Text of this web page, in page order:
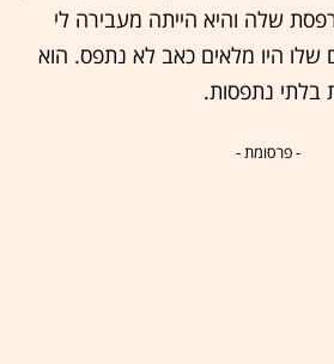
שלה והיא הייתה מעבירה לי
היו מלאים כאב לא נתפס. הוא
בלתי נתפסות.
- פרסומת -